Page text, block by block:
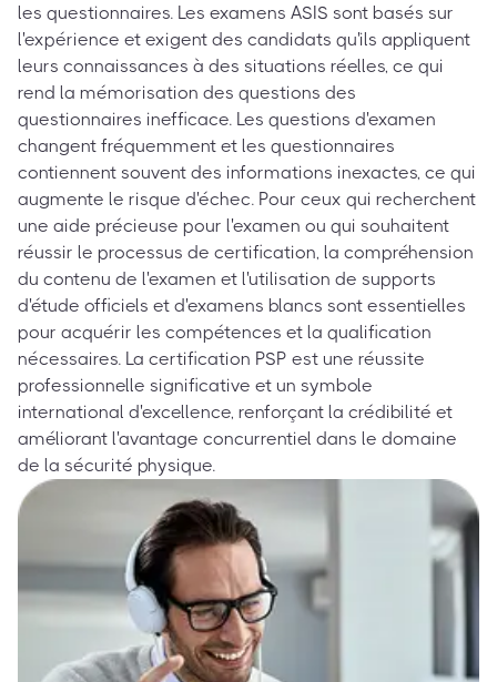
les questionnaires. Les examens ASIS sont basés sur
l'expérience et exigent des candidats qu'ils appliquent
leurs connaissances à des situations réelles, ce qui
rend la mémorisation des questions des
questionnaires inefficace. Les questions d'examen
changent fréquemment et les questionnaires
contiennent souvent des informations inexactes, ce qui
augmente le risque d'échec. Pour ceux qui recherchent
une aide précieuse pour l'examen ou qui souhaitent
réussir le processus de certification, la compréhension
du contenu de l'examen et l'utilisation de supports
d'étude officiels et d'examens blancs sont essentielles
pour acquérir les compétences et la qualification
nécessaires. La certification PSP est une réussite
professionnelle significative et un symbole
international d'excellence, renforçant la crédibilité et
améliorant l'avantage concurrentiel dans le domaine
de la sécurité physique.